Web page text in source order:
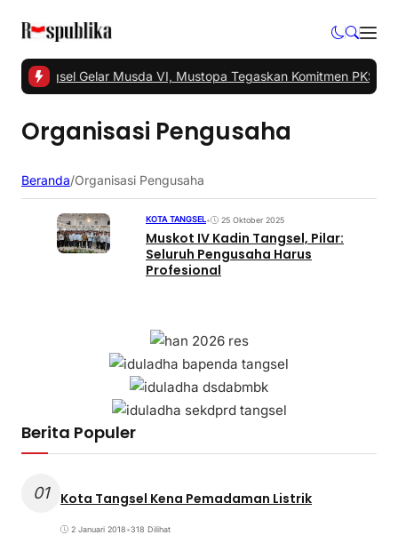
Tangsel Gelar Musda VI, Mustopa Tegaskan Komitmen PKS
Organisasi Pengusaha
Beranda/Organisasi Pengusaha
KOTA TANGSEL• 25 Oktober 2025
Muskot IV Kadin Tangsel, Pilar:
Seluruh Pengusaha Harus
Profesional
Berita Populer
01 Kota Tangsel Kena Pemadaman Listrik
2 Januari 2018•318 Dilihat